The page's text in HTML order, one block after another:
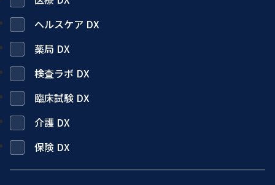
ヘルスケア DX
薬局 DX
検査ラボ DX
臨床試験 DX
介護 DX
保険 DX